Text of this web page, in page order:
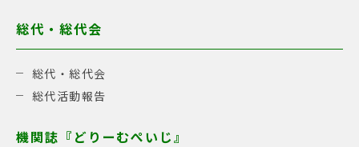
総代・総代会
総代・総代会
総代活動報告
機関誌『どりーむぺいじ』